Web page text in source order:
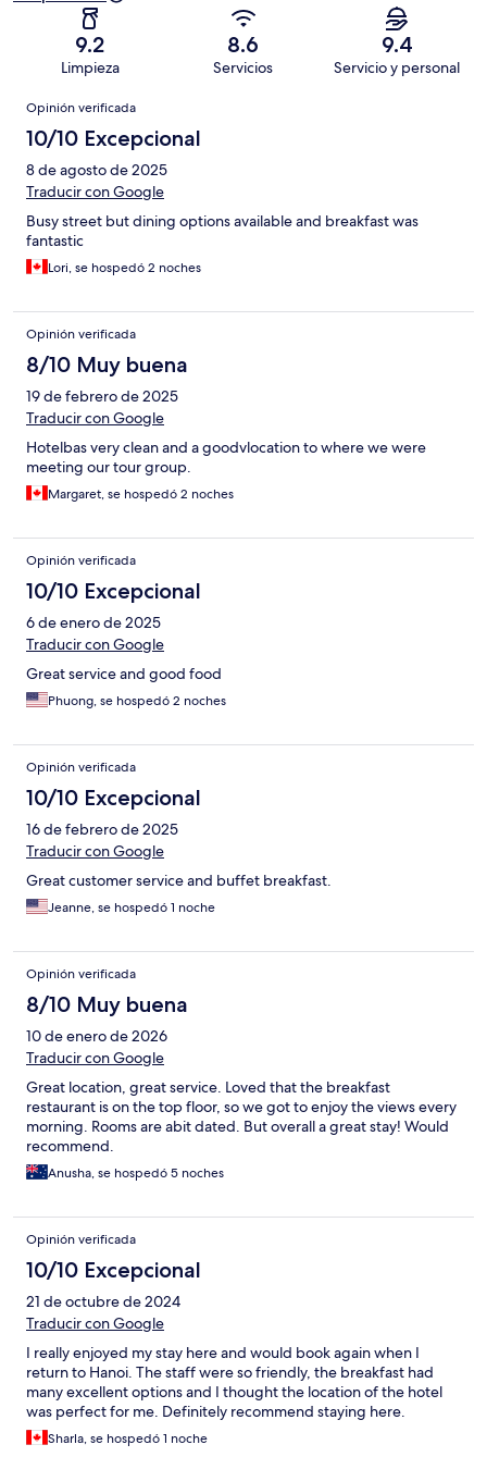
9.2
Limpieza
8.6
Servicios
9.4
Servicio y personal
Opiniones
Opinión verificada
10/10 Excepcional
8 de agosto de 2025
Traducir con Google
Busy street but dining options available and breakfast was
fantastic
Lori, se hospedó 2 noches
Opinión verificada
8/10 Muy buena
19 de febrero de 2025
Traducir con Google
Hotelbas very clean and a goodvlocation to where we were
meeting our tour group.
Margaret, se hospedó 2 noches
Opinión verificada
10/10 Excepcional
6 de enero de 2025
Traducir con Google
Great service and good food
Phuong, se hospedó 2 noches
Opinión verificada
10/10 Excepcional
16 de febrero de 2025
Traducir con Google
Great customer service and buffet breakfast.
Jeanne, se hospedó 1 noche
Opinión verificada
8/10 Muy buena
10 de enero de 2026
Traducir con Google
Great location, great service. Loved that the breakfast
restaurant is on the top floor, so we got to enjoy the views every
morning. Rooms are abit dated. But overall a great stay! Would
recommend.
Anusha, se hospedó 5 noches
Opinión verificada
10/10 Excepcional
21 de octubre de 2024
Traducir con Google
I really enjoyed my stay here and would book again when I
return to Hanoi. The staff were so friendly, the breakfast had
many excellent options and I thought the location of the hotel
was perfect for me. Definitely recommend staying here.
Sharla, se hospedó 1 noche